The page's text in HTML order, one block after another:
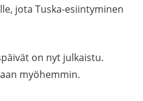
jota Tuska-esiintyminen
on nyt julkaistu.
myöhemmin.